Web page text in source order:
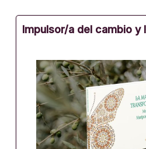
Impulsor/a del cambio y